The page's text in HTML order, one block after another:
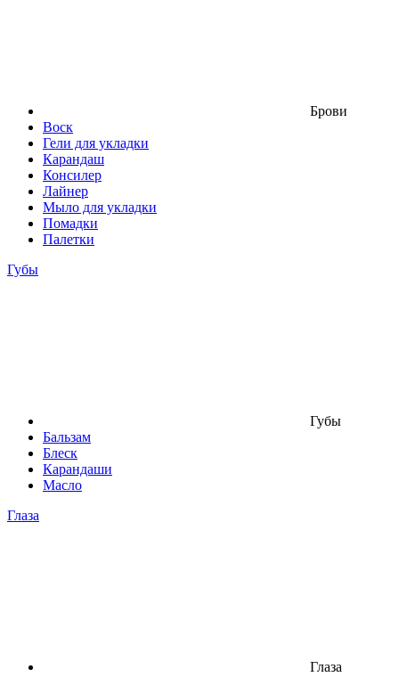
Брови
Воск
Гели для укладки
Карандаш
Консилер
Лайнер
Мыло для укладки
Помадки
Палетки
Губы
Губы
Бальзам
Блеск
Карандаши
Масло
Глаза
Глаза